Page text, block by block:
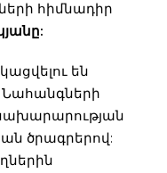
հիմնադիր
են
Նահանգների
ծրագրերով: